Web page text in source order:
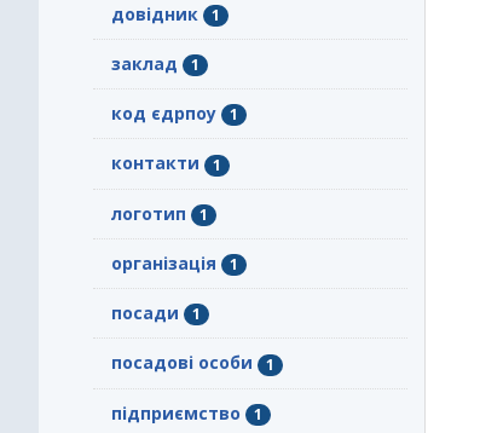
довідник 1
заклад 1
код єдрпоу 1
контакти 1
логотип 1
організація 1
посади 1
посадові особи 1
підприємство 1